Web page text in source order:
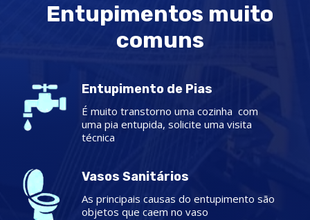
Entupimentos muito
comuns
Entupimento de Pias
É muito transtorno uma cozinha com
uma pia entupida, solicite uma visita
técnica
Vasos Sanitários
As principais causas do entupimento são
objetos que caem no vaso